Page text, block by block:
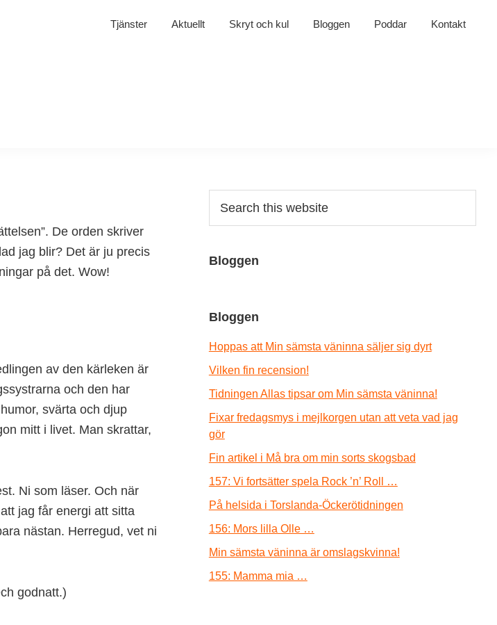
Tjänster Aktuellt Skryt och kul Bloggen Poddar Kontakt
De orden skriver
jag blir? Det är ju precis
på det. Wow!
av den kärleken är
och den har
svärta och djup
mitt i livet. Man skrattar,
Ni som läser. Och när
jag får energi att sitta
nästan. Herregud, vet ni
godnatt.)
Primary
Sidebar
this
Bloggen
Bloggen
Hoppas att Min sämsta väninna säljer sig dyrt
Vilken fin recension!
Tidningen Allas tipsar om Min sämsta väninna!
Fixar fredagsmys i mejlkorgen utan att veta vad jag
gör
Fin artikel i Må bra om min sorts skogsbad
157: Vi fortsätter spela Rock ’n’ Roll …
På helsida i Torslanda-Öckerötidningen
156: Mors lilla Olle …
Min sämsta väninna är omslagskvinna!
155: Mamma mia …